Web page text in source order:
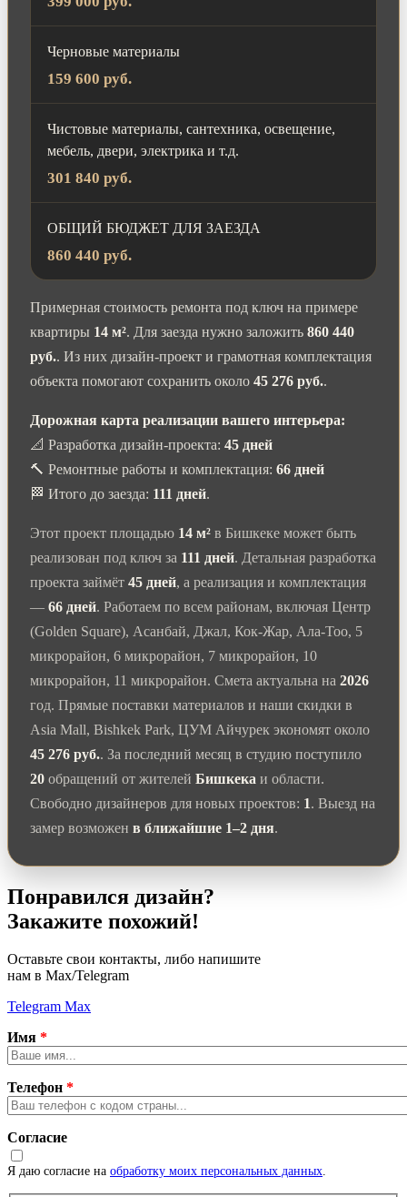
Черновые материалы
159 600 руб.
Чистовые материалы, сантехника, освещение,
мебель, двери, электрика и т.д.
301 840 руб.
ОБЩИЙ БЮДЖЕТ ДЛЯ ЗАЕЗДА
860 440 руб.
Примерная стоимость ремонта под ключ на примере
квартиры 14 м². Для заезда нужно заложить 860 440
руб.. Из них дизайн-проект и грамотная комплектация
объекта помогают сохранить около 45 276 руб..
Дорожная карта реализации вашего интерьера:
📐 Разработка дизайн-проекта: 45 дней
🔨 Ремонтные работы и комплектация: 66 дней
🏁 Итого до заезда: 111 дней.
Этот проект площадью 14 м² в Бишкеке может быть
реализован под ключ за 111 дней. Детальная разработка
проекта займёт 45 дней, а реализация и комплектация
— 66 дней. Работаем по всем районам, включая Центр
(Golden Square), Асанбай, Джал, Кок-Жар, Ала-Тоо, 5
микрорайон, 6 микрорайон, 7 микрорайон, 10
микрорайон, 11 микрорайон. Смета актуальна на 2026
год. Прямые поставки материалов и наши скидки в
Asia Mall, Bishkek Park, ЦУМ Айчурек экономят около
45 276 руб.. За последний месяц в студию поступило
20 обращений от жителей Бишкека и области.
Свободно дизайнеров для новых проектов: 1. Выезд на
замер возможен в ближайшие 1–2 дня.
Понравился дизайн?
Закажите похожий!
Оставьте свои контакты, либо напишите
нам в Max/Telegram
Telegram Max
Имя *
Телефон *
Согласие
Я даю согласие на обработку моих персональных данных.